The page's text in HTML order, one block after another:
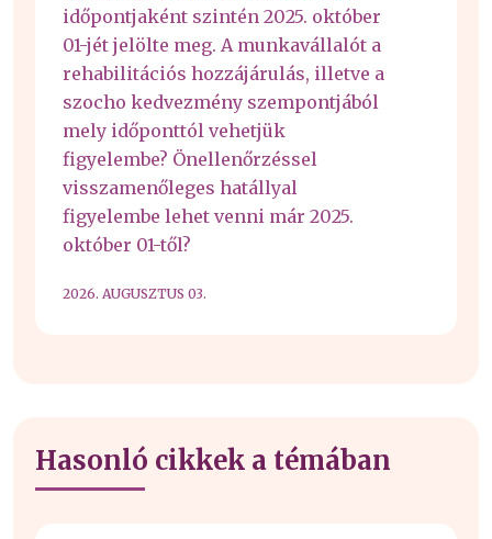
időpontjaként szintén 2025. október
01-jét jelölte meg. A munkavállalót a
rehabilitációs hozzájárulás, illetve a
szocho kedvezmény szempontjából
mely időponttól vehetjük
figyelembe? Önellenőrzéssel
visszamenőleges hatállyal
figyelembe lehet venni már 2025.
október 01-től?
2026. AUGUSZTUS 03.
Hasonló cikkek a témában